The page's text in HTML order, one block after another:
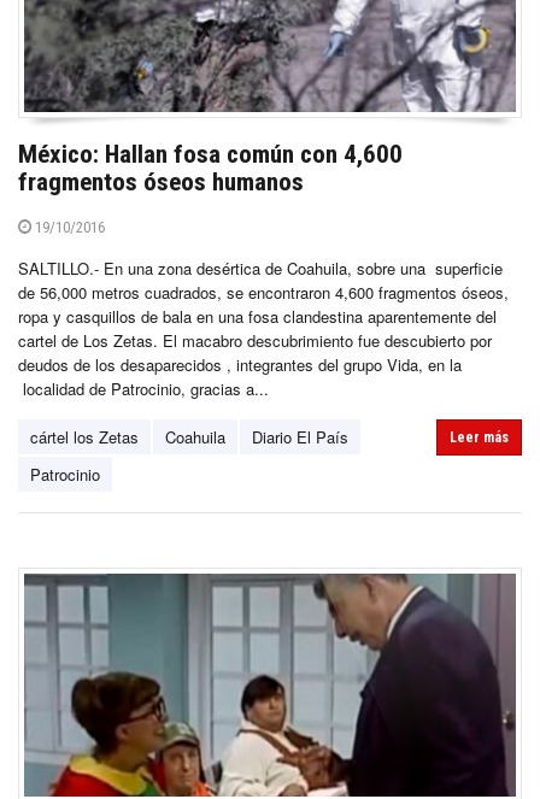
México: Hallan fosa común con 4,600
fragmentos óseos humanos
19/10/2016
SALTILLO.- En una zona desértica de Coahuila, sobre una superficie
de 56,000 metros cuadrados, se encontraron 4,600 fragmentos óseos,
ropa y casquillos de bala en una fosa clandestina aparentemente del
cartel de Los Zetas. El macabro descubrimiento fue descubierto por
deudos de los desaparecidos , integrantes del grupo Vida, en la
localidad de Patrocinio, gracias a...
cártel los Zetas Coahuila
Diario El País
Patrocinio
Leer más